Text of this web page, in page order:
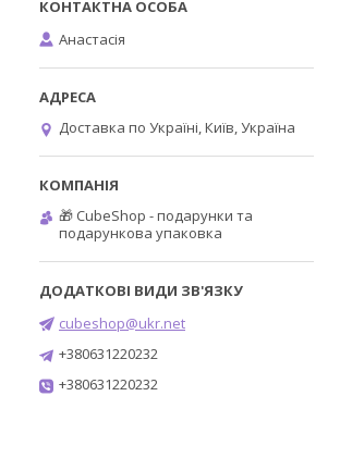
Анастасія
Доставка по Україні, Київ, Україна
🎁 CubeShop - подарунки та
подарункова упаковка
cubeshop@ukr.net
+380631220232
+380631220232